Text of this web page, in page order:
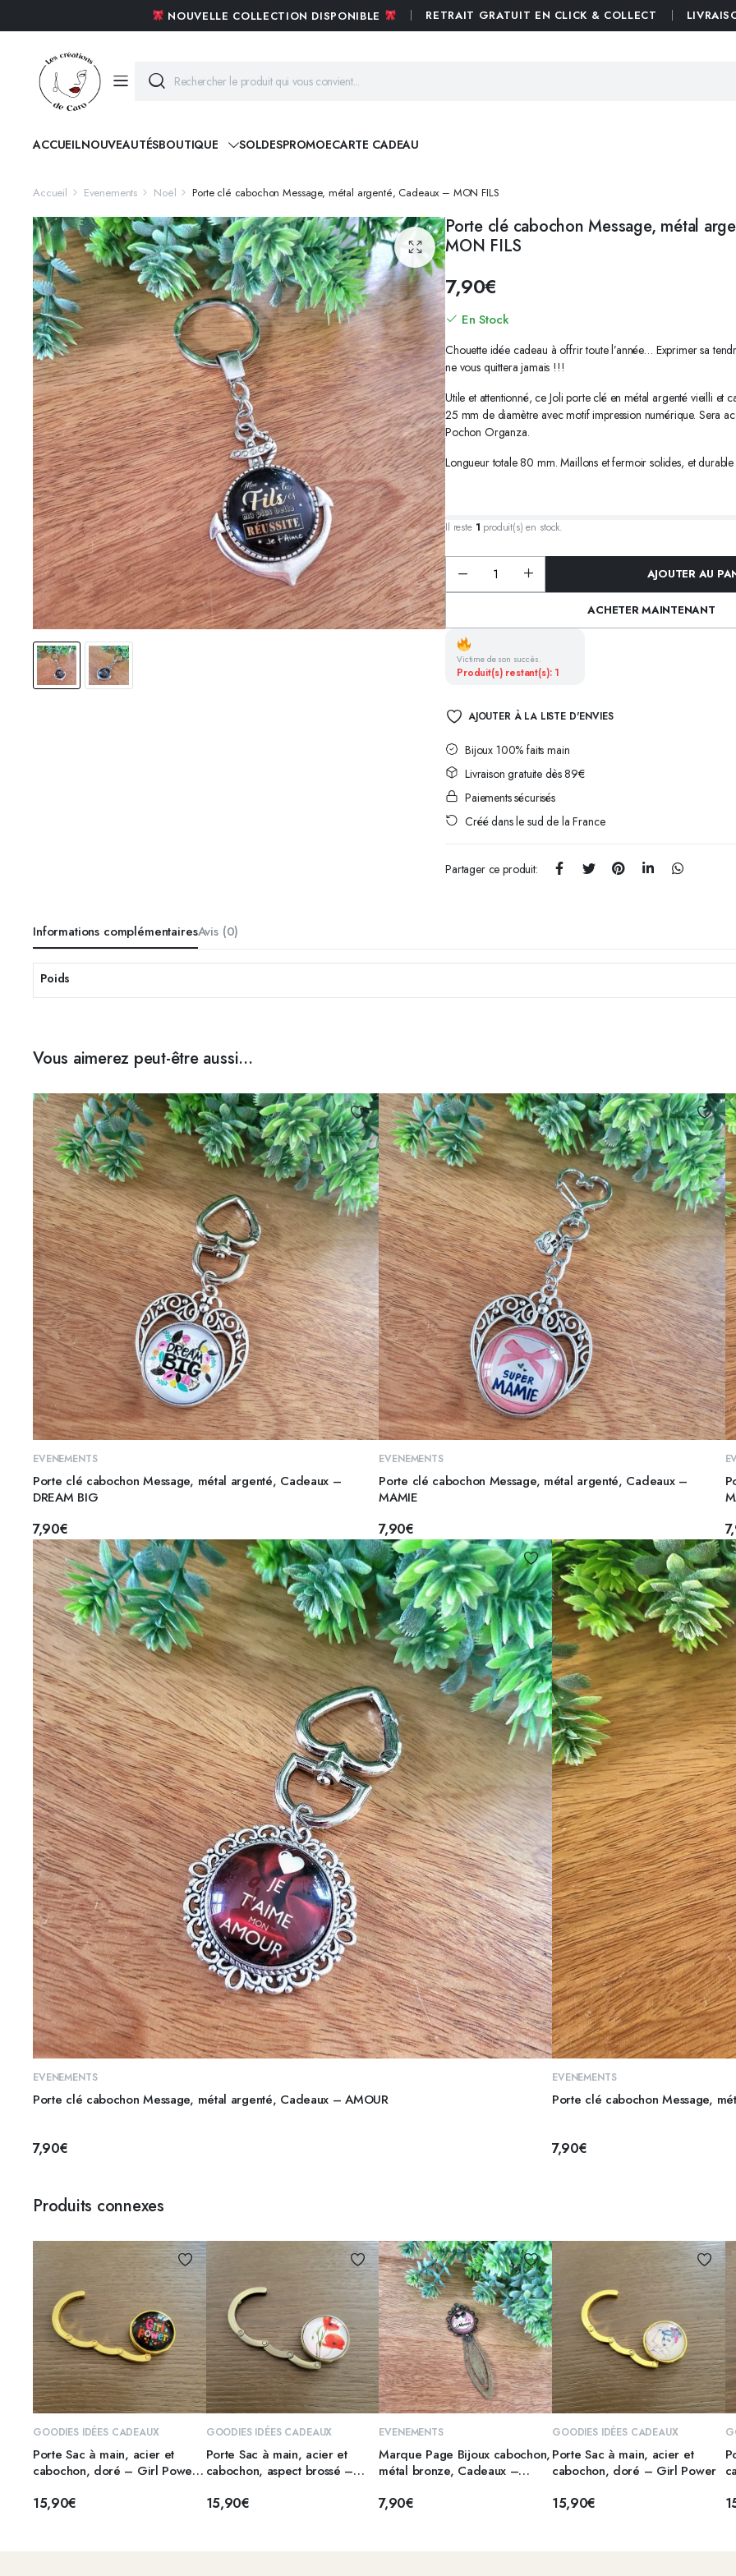
NOUVELLE COLLECTION DISPONIBLE RETRAIT GRATUIT EN CLICK & COLLECT
ACCUEILNOUVEAUTÉSBOUTIQUE
BOUCLES D’OREILLES
BAGUES
COLLIERS
BRACELETS
BROCHES
PARURES
ACCESSOIRES DE CHEVEUX
ACIER ET CRISTAUX
LES ACRYLIQUES
PIERRES NATURELLES
NACRES D’ EXCEPTIONS
TROPICAL ET SAUVAGE
ETHNIQUE ET TRIBAL
BOHÈME CHIC FLORAL
PIN’UP ROCKAB’ OLD-SCHOOL CANDY BAR
RÉTRO VINTAGE
DARK & LOVELY, STEAMPUNK
DISNEY
BASIQUES
ST VALENTIN
ST PATRICK
LES FÊTES FAMILIALES
REMERCIEMENTS
OCTOBRE ROSE
HALLOWEEN
NOËL
PAMPILLES POLYMÈRES
CRÉOLES ACIER OR
CRÉOLES ACIER EMAILLÉS
SOLDESPROMOECARTE CADEAU
Accueil Evenements Noël Porte clé cabochon Message, métal argenté, Cadeaux – MON FILS
Porte clé cabochon Message, métal
MON FILS
7,90€
En Stock
Chouette idée cadeau à offrir toute l’année… Exprimer sa
ne vous quittera jamais !!!
Utile et attentionné, ce Joli porte clé en métal argenté vieilli et
25 mm de diamètre avec motif impression numérique. Sera
Pochon Organza.
Longueur totale 80 mm. Maillons et fermoir solides, et durable
Il reste 1 produit(s) en stock.
Porte
clé
métal
argenté,
Cadeaux
MON
AJOUTER AU
ACHETER MAINTENANT
Victime de son succès.
Produit(s) restant(s): 1
AJOUTER À LA LISTE D'ENVIES
Bijoux 100% faits main
Livraison gratuite dès 89€
Paiements sécurisés
Créé dans le sud de la France
Partager ce produit:
Informations complémentairesAvis (0)
Poids
Vous aimerez peut-être aussi…
EVENEMENTS
Porte clé cabochon Message, métal argenté, Cadeaux –
DREAM BIG
7,90€
EVENEMENTS
Porte clé cabochon Message, métal argenté, Cadeaux –
MAMIE
7,90€
EVENEMENTS
Porte clé cabochon Message, métal argenté, Cadeaux – AMOUR
7,90€
EVENEMENTS
Porte clé cabochon Message,
7,90€
Produits connexes
AJOUTER AU PANIER
GOODIES IDÉES CADEAUX
Porte Sac à main, acier et
cabochon, doré – Girl Power
15,90€
AJOUTER AU PANIER
GOODIES IDÉES CADEAUX
Porte Sac à main, acier et
cabochon, aspect brossé –
15,90€
AJOUTER AU PANIER
EVENEMENTS
Marque Page Bijoux cabochon,
métal bronze, Cadeaux –
7,90€
AJOUTER AU PANIER
GOODIES IDÉES CADEAUX
Porte Sac à main, acier et
cabochon, doré – Girl Power
15,90€